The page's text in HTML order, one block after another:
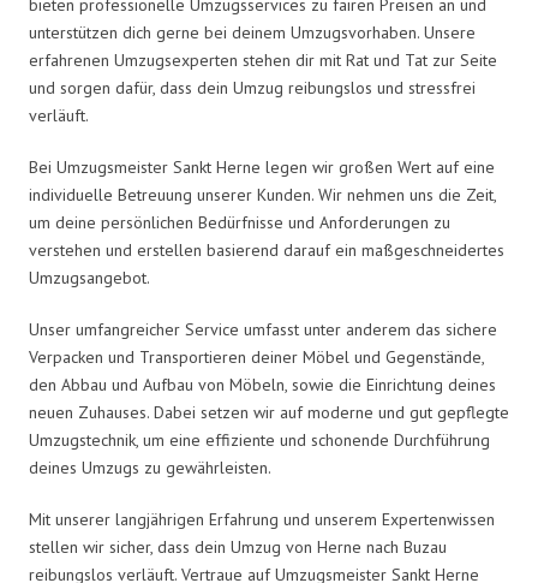
bieten professionelle Umzugsservices zu fairen Preisen an und
unterstützen dich gerne bei deinem Umzugsvorhaben. Unsere
erfahrenen Umzugsexperten stehen dir mit Rat und Tat zur Seite
und sorgen dafür, dass dein Umzug reibungslos und stressfrei
verläuft.
Bei Umzugsmeister Sankt Herne legen wir großen Wert auf eine
individuelle Betreuung unserer Kunden. Wir nehmen uns die Zeit,
um deine persönlichen Bedürfnisse und Anforderungen zu
verstehen und erstellen basierend darauf ein maßgeschneidertes
Umzugsangebot.
Unser umfangreicher Service umfasst unter anderem das sichere
Verpacken und Transportieren deiner Möbel und Gegenstände,
den Abbau und Aufbau von Möbeln, sowie die Einrichtung deines
neuen Zuhauses. Dabei setzen wir auf moderne und gut gepflegte
Umzugstechnik, um eine effiziente und schonende Durchführung
deines Umzugs zu gewährleisten.
Mit unserer langjährigen Erfahrung und unserem Expertenwissen
stellen wir sicher, dass dein Umzug von Herne nach Buzau
reibungslos verläuft. Vertraue auf Umzugsmeister Sankt Herne